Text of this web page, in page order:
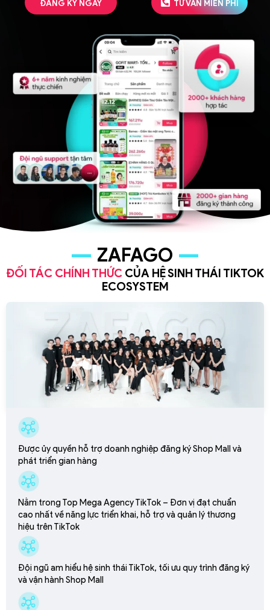
ĐĂNG KÝ NGAY TƯ VẤN MIỄN PHÍ
ZAFAGO
ĐỐI TÁC CHÍNH THỨC CỦA HỆ SINH THÁI TIKTOK
ECOSYSTEM
Được ủy quyền hỗ trợ doanh nghiệp đăng ký Shop Mall và
phát triển gian hàng
Nằm trong Top Mega Agency TikTok – Đơn vị đạt chuẩn
cao nhất về năng lực triển khai, hỗ trợ và quản lý thương
hiệu trên TikTok
Đội ngũ am hiểu hệ sinh thái TikTok, tối ưu quy trình đăng ký
và vận hành Shop Mall